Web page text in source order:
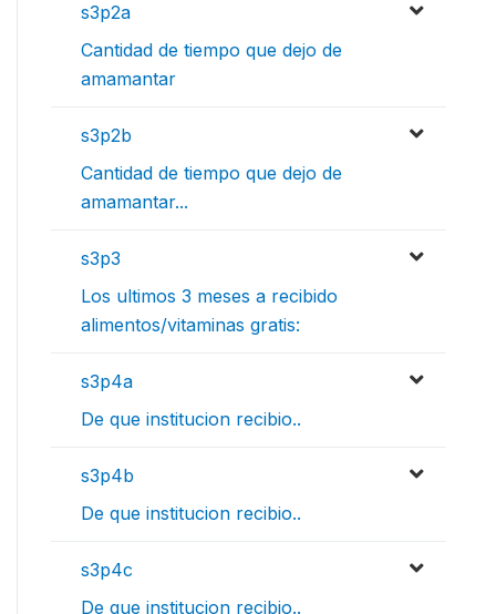
s3p2a
Cantidad de tiempo que dejo de
amamantar
s3p2b
Cantidad de tiempo que dejo de
amamantar...
s3p3
Los ultimos 3 meses a recibido
alimentos/vitaminas gratis:
s3p4a
De que institucion recibio..
s3p4b
De que institucion recibio..
s3p4c
De que institucion recibio..